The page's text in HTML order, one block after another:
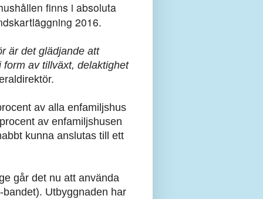
finns i absoluta
2016.
är det glädjande att
av tillväxt, delaktighet
av alla enfamiljshus
av enfamiljshusen
kunna anslutas till ett
går det nu att använda
Utbyggnaden har